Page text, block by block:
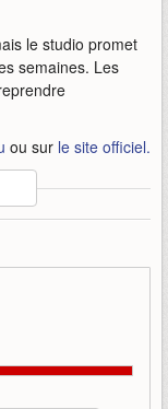
le studio promet
semaines. Les
ou sur le site officiel.